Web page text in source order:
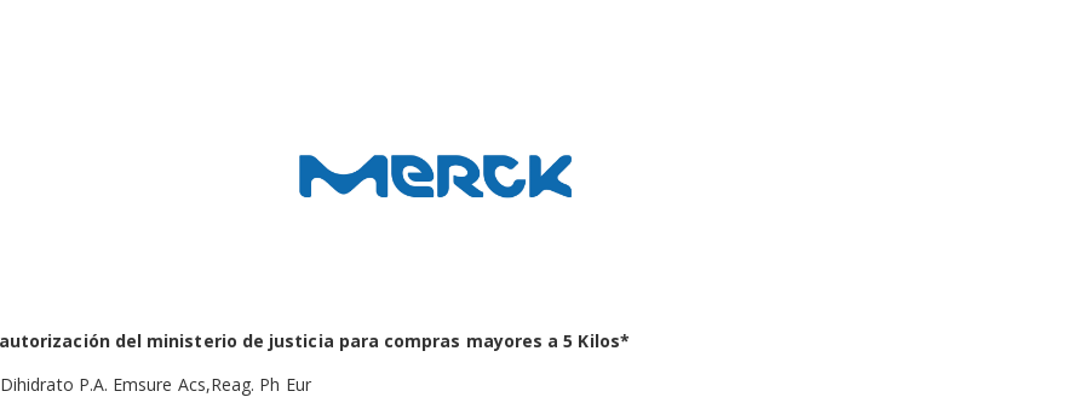
del ministerio de justicia para compras mayores a 5 Kilos*
P.A. Emsure Acs,Reag. Ph Eur